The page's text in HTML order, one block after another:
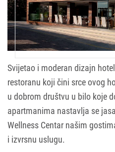
Svijetao i moderan dizajn
restoranu koji čini srce ovog
u dobrom društvu u bilo koje
apartmanima nastavlja se
Wellness Centar našim
i izvrsnu uslugu.